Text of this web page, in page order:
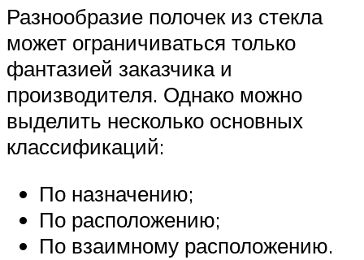
Разнообразие полочек из стекла
может ограничиваться только
фантазией заказчика и
производителя. Однако можно
выделить несколько основных
классификаций:
По назначению;
По расположению;
По взаимному расположению.